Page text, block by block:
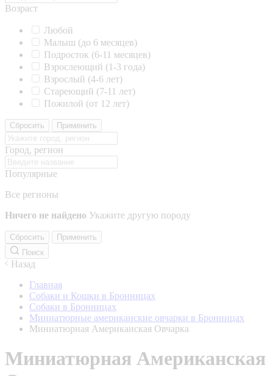
Возраст
Любой
Малыш (до 6 месяцев)
Подросток (6-11 месяцев)
Взрослеющий (1-3 года)
Взрослый (4-6 лет)
Стареющий (7-11 лет)
Пожилой (от 12 лет)
Сбросить Применить
Город, регион
Популярные
Все регионы
Ничего не найдено Укажите другую породу
Сбросить
Применить
Поиск
Назад
Главная
Собаки и Кошки в Бронницах
Собаки в Бронницах
Миниатюрные американские овчарки в Бронницах
Миниатюрная Американская Овчарка
Миниатюрная Американская